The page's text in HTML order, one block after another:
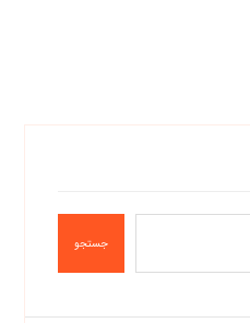
جستجو